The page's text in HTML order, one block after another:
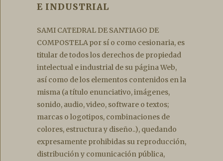
E INDUSTRIAL
SAMI CATEDRAL DE SANTIAGO DE
COMPOSTELA por sí o como cesionaria, es
titular de todos los derechos de propiedad
intelectual e industrial de su página Web,
así como de los elementos contenidos en la
misma (a título enunciativo, imágenes,
sonido, audio, video, software o textos;
marcas o logotipos, combinaciones de
colores, estructura y diseño..), quedando
expresamente prohibidas su reproducción,
distribución y comunicación pública,